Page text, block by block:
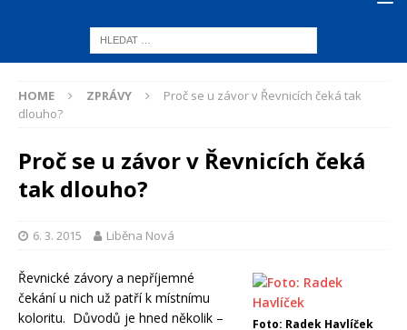
HOME ZPRÁVY
Proč se u závor v Řevnicích čeká tak
dlouho?
Proč se u závor v Řevnicích čeká
tak dlouho?
6. 3. 2015 Liběna Nová
Foto: Radek Havlíček
Řevnické závory a nepříjemné
čekání u nich už patří k místnímu
koloritu. Důvodů je hned několik –